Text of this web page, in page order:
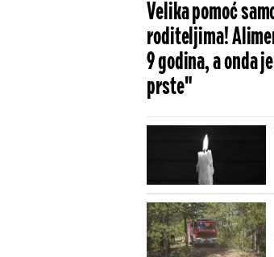
Velika pomoć
roditeljima!
9 godina, a onda
prste"